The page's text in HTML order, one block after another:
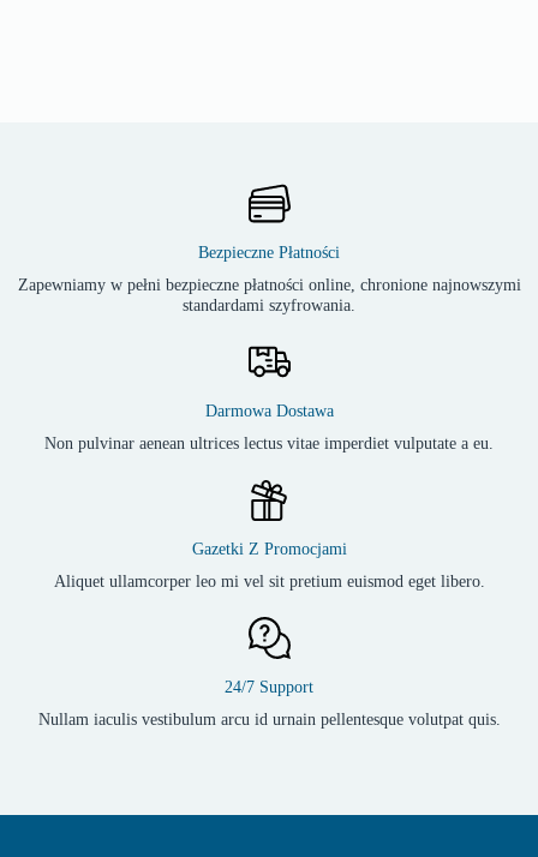
Bezpieczne Płatności
Zapewniamy w pełni bezpieczne płatności online, chronione najnowszymi
standardami szyfrowania.
Darmowa Dostawa
Non pulvinar aenean ultrices lectus vitae imperdiet vulputate a eu.
Gazetki Z Promocjami
Aliquet ullamcorper leo mi vel sit pretium euismod eget libero.
24/7 Support
Nullam iaculis vestibulum arcu id urnain pellentesque volutpat quis.